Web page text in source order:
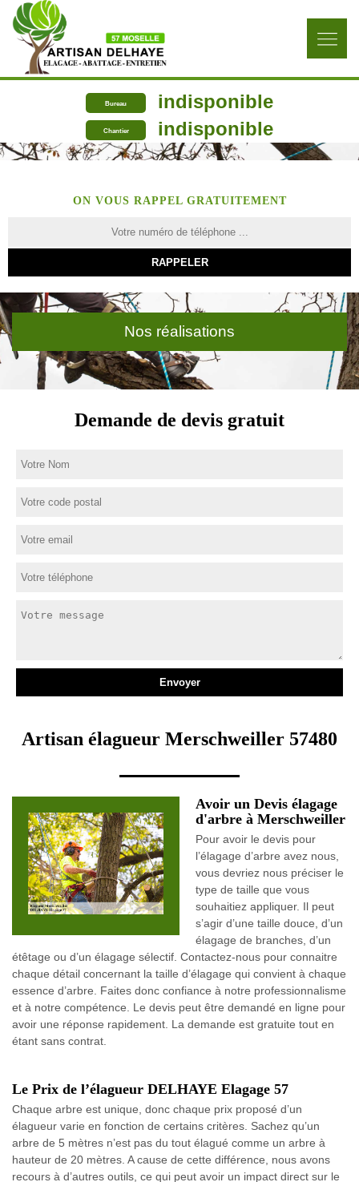
Bureau indisponible
Chantier indisponible
ON VOUS RAPPEL GRATUITEMENT
Nos réalisations
Demande de devis gratuit
Artisan élagueur Merschweiller 57480
Avoir un Devis élagage
d'arbre à Merschweiller
Pour avoir le devis pour
l’élagage d’arbre avez nous,
vous devriez nous préciser le
type de taille que vous
souhaitiez appliquer. Il peut
s’agir d’une taille douce, d’un
élagage de branches, d’un
étêtage ou d’un élagage sélectif. Contactez-nous pour connaitre
chaque détail concernant la taille d’élagage qui convient à chaque
essence d’arbre. Faites donc confiance à notre professionnalisme
et à notre compétence. Le devis peut être demandé en ligne pour
avoir une réponse rapidement. La demande est gratuite tout en
étant sans contrat.
Le Prix de l’élagueur DELHAYE Elagage 57
Chaque arbre est unique, donc chaque prix proposé d’un
élagueur varie en fonction de certains critères. Sachez qu’un
arbre de 5 mètres n’est pas du tout élagué comme un arbre à
hauteur de 20 mètres. A cause de cette différence, nous avons
recours à d’autres outils, ce qui peut avoir un impact direct sur le